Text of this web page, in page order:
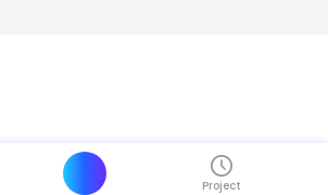
Probeer Maid Outfit nu
Project